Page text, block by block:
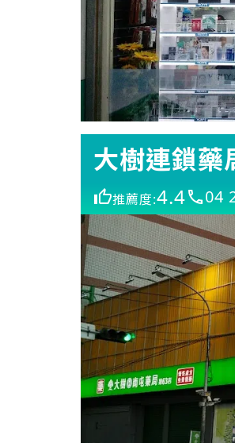
大樹連鎖藥
推薦度:4.4 04